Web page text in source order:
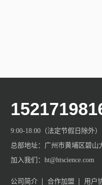
9:00-18:00（法定节假日除外）
总部地址：广州市黄埔区碧山
加入我们：ht@htscience.com
公司简介 合作加盟 用户